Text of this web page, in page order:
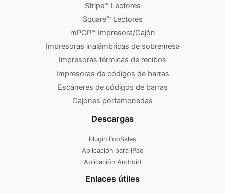
Stripe™ Lectores
Square™ Lectores
mPOP™ Impresora/Cajón
Impresoras inalámbricas de sobremesa
Impresoras térmicas de recibos
Impresoras de códigos de barras
Escáneres de códigos de barras
Cajones portamonedas
Descargas
Plugin FooSales
Aplicación para iPad
Aplicación Android
Enlaces útiles